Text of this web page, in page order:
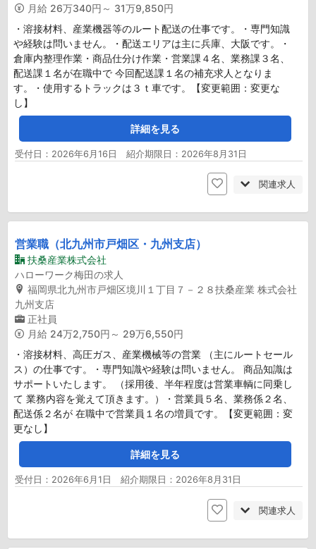
月給 26万340円～ 31万9,850円
・溶接材料、産業機器等のルート配送の仕事です。・専門知識
や経験は問いません。・配送エリアは主に兵庫、大阪です。・
倉庫内整理作業・商品仕分け作業・営業課４名、業務課３名、
配送課１名が在職中で 今回配送課１名の補充求人となりま
す。・使用するトラックは３ｔ車です。【変更範囲：変更な
し】
詳細を見る
受付日：2026年6月16日 紹介期限日：2026年8月31日
関連求人
営業職（北九州市戸畑区・九州支店）
扶桑産業株式会社
ハローワーク梅田の求人
福岡県北九州市戸畑区境川１丁目７－２８扶桑産業 株式会社
九州支店
正社員
月給 24万2,750円～ 29万6,550円
・溶接材料、高圧ガス、産業機械等の営業 （主にルートセール
ス）の仕事です。・専門知識や経験は問いません。 商品知識は
サポートいたします。 （採用後、半年程度は営業車輌に同乗し
て 業務内容を覚えて頂きます。）・営業員５名、業務係２名、
配送係２名が 在職中で営業員１名の増員です。【変更範囲：変
更なし】
詳細を見る
受付日：2026年6月1日 紹介期限日：2026年8月31日
関連求人